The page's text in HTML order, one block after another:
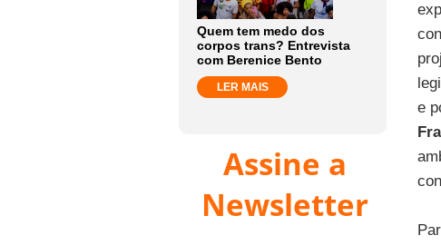
Quem tem medo dos
corpos trans? Entrevista
com Berenice Bento
LER MAIS
Assine a
Newsletter
e